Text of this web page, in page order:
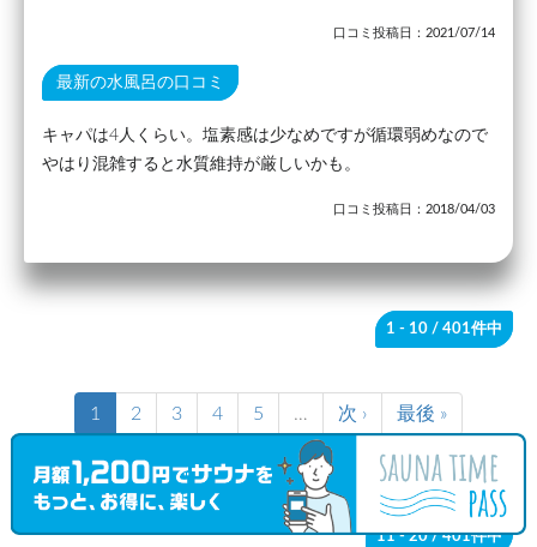
口コミ投稿日：2021/07/14
最新の水風呂の口コミ
キャパは4人くらい。塩素感は少なめですが循環弱めなので
やはり混雑すると水質維持が厳しいかも。
口コミ投稿日：2018/04/03
1 - 10 / 401件中
1 2 3 4 5 … 次 › 最後 »
11 - 20/ 401件中